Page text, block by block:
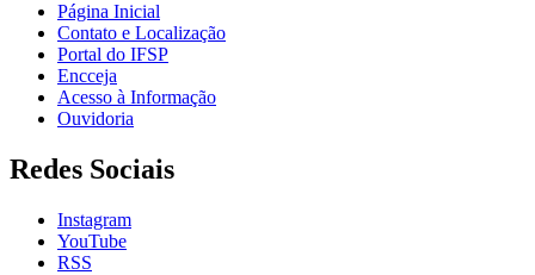
Página Inicial
Contato e Localização
Portal do IFSP
Encceja
Acesso à Informação
Ouvidoria
Redes Sociais
Instagram
YouTube
RSS